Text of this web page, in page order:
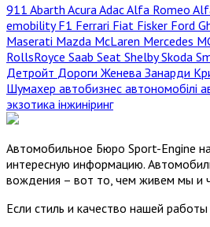
911 Abarth AcuraAdacAlfa Romeo
emobilityF1 Ferrari Fiat Fisker Ford
Maserati Mazda McLaren Mercedes
RollsRoyce Saab Seat ShelbySkoda
Детройт Дороги Женева Занарди
Шумахер автобизнес автономобілі
экзотика інжиніринг
Автомобильное Бюро Sport-Engine
интересную информацию.
вождения – вот то, чем живем мы и
Если стиль и качество нашей